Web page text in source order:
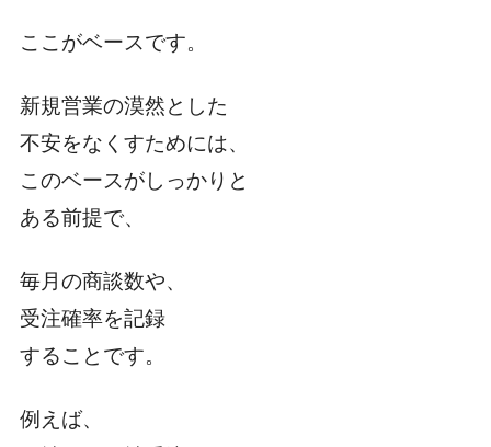
ここがベースです。
新規営業の漠然とした
不安をなくすためには、
このベースがしっかりと
ある前提で、
毎月の商談数や、
受注確率を記録
することです。
例えば、